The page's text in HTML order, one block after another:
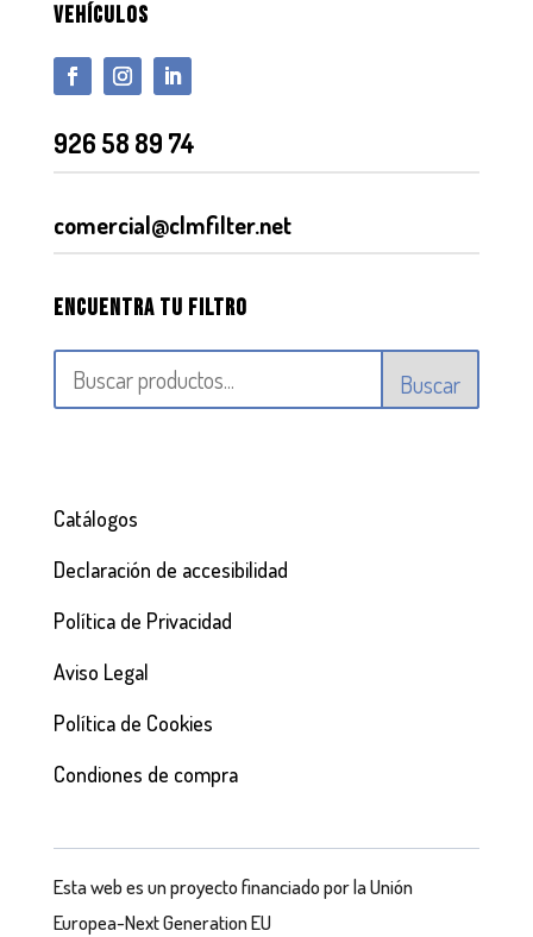
VEHÍCULOS
926 58 89 74
comercial@clmfilter.net
Encuentra tu filtro
Buscar
Catálogos
Declaración de accesibilidad
Política de Privacidad
Aviso Legal
Política de Cookies
Condiones de compra
Esta web es un proyecto financiado por la Unión
Europea-Next Generation EU